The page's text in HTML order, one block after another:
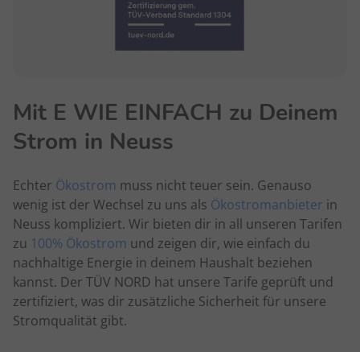
Mit E WIE EINFACH zu Deinem
Strom in Neuss
Echter Ökostrom muss nicht teuer sein. Genauso
wenig ist der Wechsel zu uns als Ökostromanbieter in
Neuss kompliziert. Wir bieten dir in all unseren Tarifen
zu 100% Ökostrom und zeigen dir, wie einfach du
nachhaltige Energie in deinem Haushalt beziehen
kannst. Der TÜV NORD hat unsere Tarife geprüft und
zertifiziert, was dir zusätzliche Sicherheit für unsere
Stromqualität gibt.